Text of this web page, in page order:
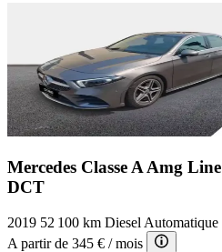
Mercedes Classe A Amg Line
DCT
2019 52 100 km Diesel Automatique
A partir de 345 € / mois